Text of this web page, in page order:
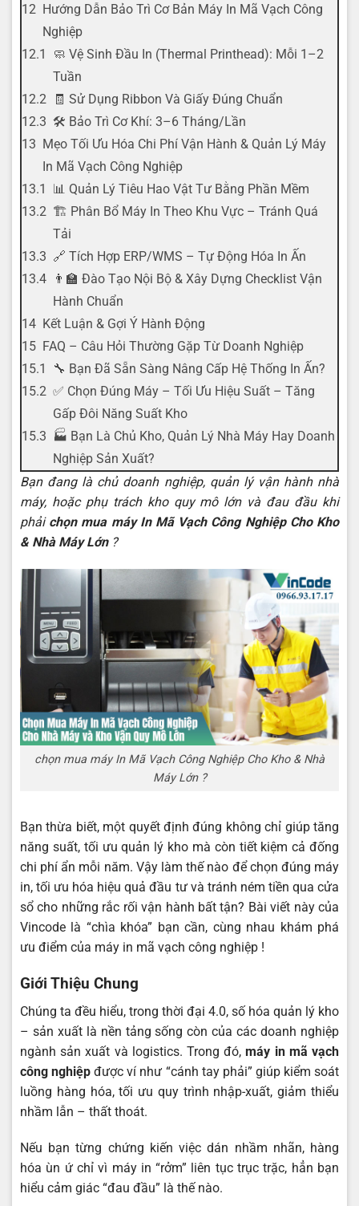
Hướng Dẫn Bảo Trì Cơ Bản Máy In Mã Vạch Công
Nghiệp
🧼 Vệ Sinh Đầu In (Thermal Printhead): Mỗi 1–2
Tuần
🧾 Sử Dụng Ribbon Và Giấy Đúng Chuẩn
🛠️ Bảo Trì Cơ Khí: 3–6 Tháng/Lần
Mẹo Tối Ưu Hóa Chi Phí Vận Hành & Quản Lý Máy
In Mã Vạch Công Nghiệp
📊 Quản Lý Tiêu Hao Vật Tư Bằng Phần Mềm
🏗️ Phân Bổ Máy In Theo Khu Vực – Tránh Quá
Tải
🔗 Tích Hợp ERP/WMS – Tự Động Hóa In Ấn
👨‍🏫 Đào Tạo Nội Bộ & Xây Dựng Checklist Vận
Hành Chuẩn
Kết Luận & Gợi Ý Hành Động
FAQ – Câu Hỏi Thường Gặp Từ Doanh Nghiệp
🔧 Bạn Đã Sẵn Sàng Nâng Cấp Hệ Thống In Ấn?
✅ Chọn Đúng Máy – Tối Ưu Hiệu Suất – Tăng
Gấp Đôi Năng Suất Kho
🏭 Bạn Là Chủ Kho, Quản Lý Nhà Máy Hay Doanh
Nghiệp Sản Xuất?
Bạn đang là chủ doanh nghiệp, quản lý vận hành nhà
máy, hoặc phụ trách kho quy mô lớn và đau đầu khi
phải chọn mua máy In Mã Vạch Công Nghiệp Cho Kho
& Nhà Máy Lớn ?
chọn mua máy In Mã Vạch Công Nghiệp Cho Kho & Nhà
Máy Lớn ?
Bạn thừa biết, một quyết định đúng không chỉ giúp tăng
năng suất, tối ưu quản lý kho mà còn tiết kiệm cả đống
chi phí ẩn mỗi năm. Vậy làm thế nào để chọn đúng máy
in, tối ưu hóa hiệu quả đầu tư và tránh ném tiền qua cửa
sổ cho những rắc rối vận hành bất tận? Bài viết này của
Vincode là “chìa khóa” bạn cần, cùng nhau khám phá
ưu điểm của máy in mã vạch công nghiệp !
Giới Thiệu Chung
Chúng ta đều hiểu, trong thời đại 4.0, số hóa quản lý kho
– sản xuất là nền tảng sống còn của các doanh nghiệp
ngành sản xuất và logistics. Trong đó,máy in mã vạch
công nghiệp được ví như “cánh tay phải” giúp kiểm soát
luồng hàng hóa, tối ưu quy trình nhập-xuất, giảm thiểu
nhầm lẫn – thất thoát.
Nếu bạn từng chứng kiến việc dán nhầm nhãn, hàng
hóa ùn ứ chỉ vì máy in “rởm” liên tục trục trặc, hẳn bạn
hiểu cảm giác “đau đầu” là thế nào.